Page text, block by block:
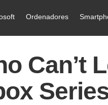
Ordenadores
Can’t